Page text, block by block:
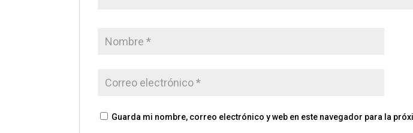
Guarda mi nombre, correo electrónico y web en este navegador para la